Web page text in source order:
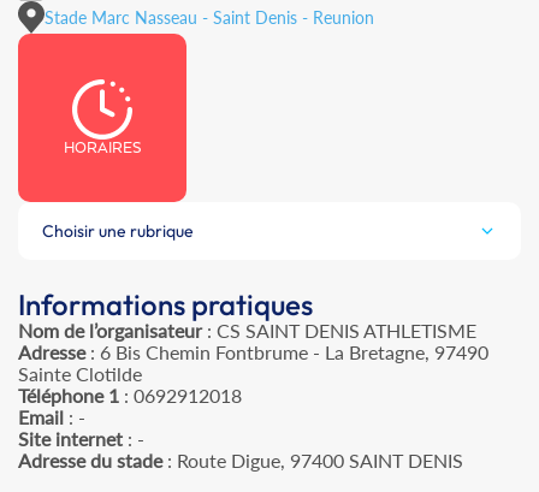
Stade Marc Nasseau - Saint Denis - Reunion
HORAIRES
Choisir une rubrique
Informations pratiques
Nom de l’organisateur: CS SAINT DENIS ATHLETISME
Adresse: 6 Bis Chemin Fontbrume - La Bretagne, 97490
Sainte Clotilde
Téléphone 1 : 0692912018
Email : -
Site internet : -
Adresse du stade: Route Digue, 97400 SAINT DENIS